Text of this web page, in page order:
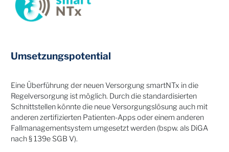
Umsetzungspotential
Eine Überführung der neuen Versorgung smartNTx in die
Regelversorgung ist möglich. Durch die standardisierten
Schnittstellen könnte die neue Versorgungslösung auch mit
anderen zertifizierten Patienten-Apps oder einem anderen
Fallmanagementsystem umgesetzt werden (bspw. als DiGA
nach § 139e SGB V).